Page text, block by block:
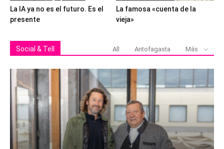
La IA ya no es el futuro. Es el
presente
La famosa «cuenta de la
vieja»
Social & Tell All Antofagasta Más